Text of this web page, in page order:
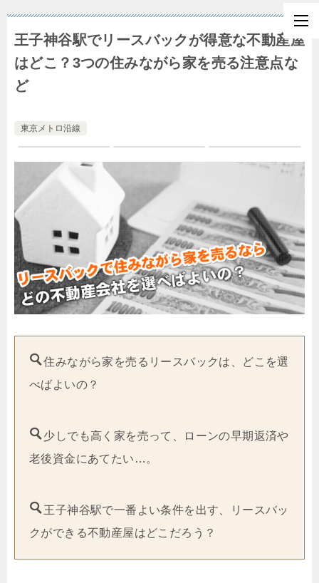
王子神谷駅でリースバックが得意な不動産屋
はどこ？3つの住みながら家を売る注意点な
ど
東京メトロ沿線
住みながら家を売るリースバックは、どこを選
べばよいの？
少しでも高く家を売って、ローンの早期返済や
老後資金にあてたい…。
王子神谷駅で一番よい条件を出す、リースバッ
クができる不動産屋はどこだろう？